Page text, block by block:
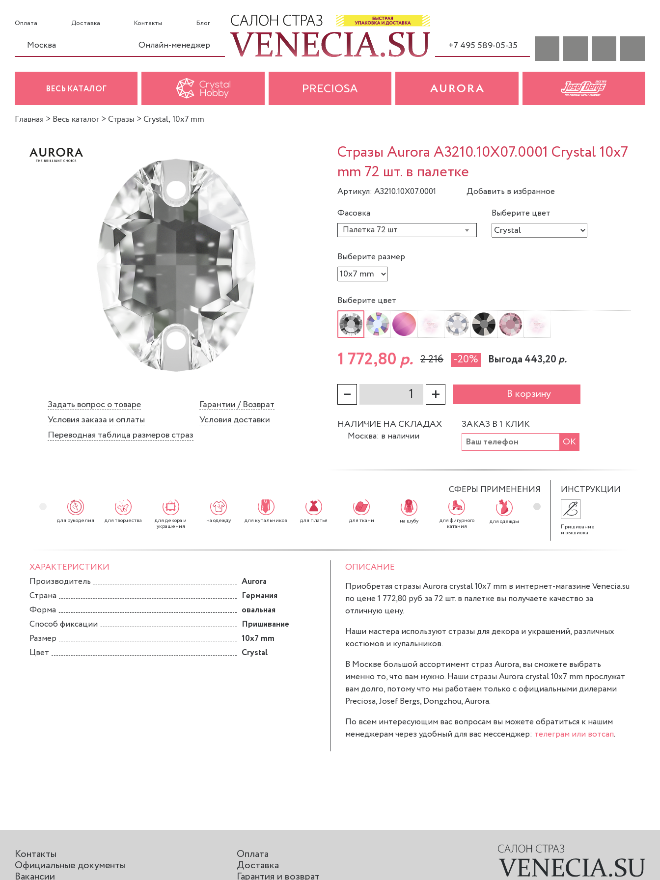
Оплата Доставка Контакты Блог
Москва Онлайн-менеджер +7 495 589-05-35
ВЕСЬ КАТАЛОГ
Главная > Весь каталог > Стразы > Crystal, 10x7 mm
Задать вопрос о товаре
Гарантии / Возврат
Условия заказа и оплаты
Условия доставки
Переводная таблица размеров страз
Стразы Aurora A3210.10X07.0001 Crystal 10x7
mm 72 шт. в палетке
Артикул: A3210.10X07.0001
Добавить в избранное
Фасовка
Палетка 72 шт.
Выберите цвет
Выберите размер
Выберите цвет
1 772,80р. 2 216 -20% Выгода 443,20р.
– + В корзину
НАЛИЧИЕ НА СКЛАДАХ
Москва: в наличии
ЗАКАЗ В 1 КЛИК
ОК
СФЕРЫ ПРИМЕНЕНИЯ
для рукоделия для творчества для декора и
украшения
на одежду для купальников для платья для ткани на шубу для фигурного
катания
для одежды для декора
ИНСТРУКЦИИ
Пришивание
и вышивка
ХАРАКТЕРИСТИКИ
Производитель
Aurora
Страна
Германия
Форма
овальная
Способ фиксации
Пришивание
Размер
10x7 mm
Цвет
Crystal
ОПИСАНИЕ
Приобретая стразы Aurora crystal 10x7 mm в интернет-магазине Venecia.su
по цене 1 772,80 руб за 72 шт. в палетке вы получаете качество за
отличную цену.
Наши мастера используют стразы для декора и украшений, различных
костюмов и купальников.
В Москве большой ассортимент страз Aurora, вы сможете выбрать
именно то, что вам нужно. Наши стразы Aurora crystal 10x7 mm прослужат
вам долго, потому что мы работаем только с официальными дилерами
Preciosa, Josef Bergs, Dongzhou, Aurora.
По всем интересующим вас вопросам вы можете обратиться к нашим
менеджерам через удобный для вас мессенджер: телеграм или вотсап.
Контакты
Официальные документы
Вакансии
Оплата
Доставка
Гарантия и возврат